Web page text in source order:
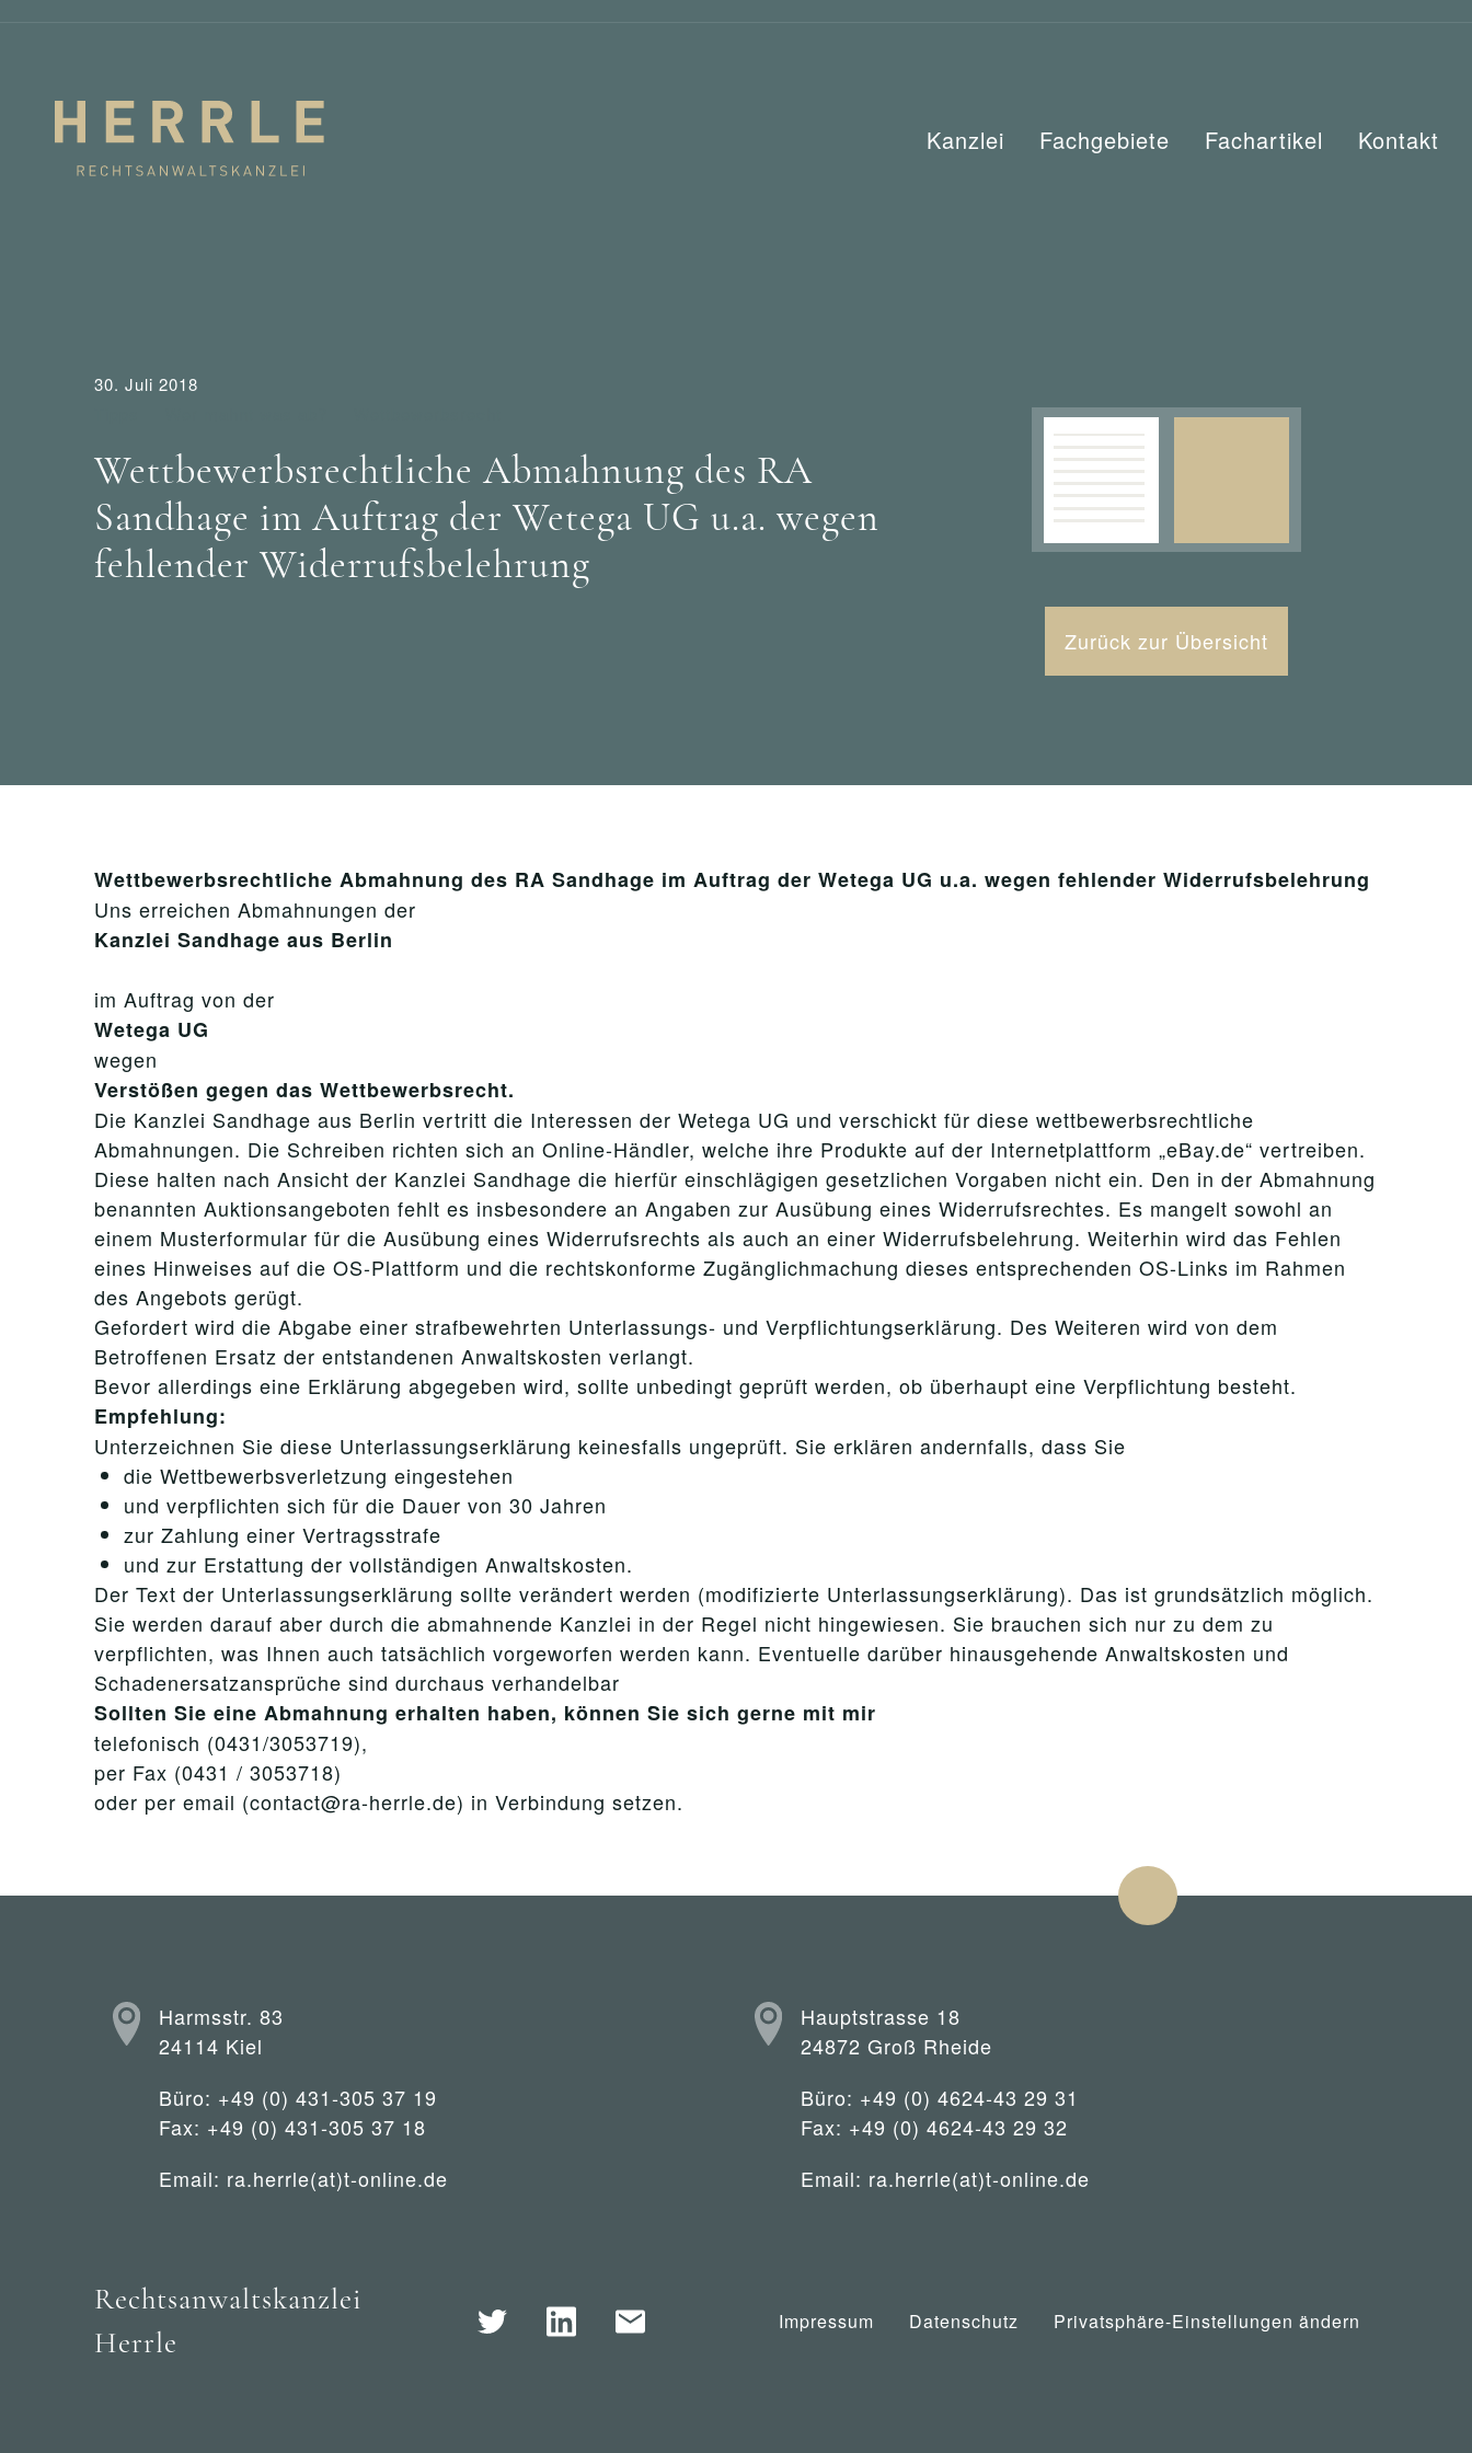
Kanzlei Fachgebiete Fachartikel Kontakt
30. Juli 2018
Wettbewerbsrechtliche Abmahnung des RA
Sandhage im Auftrag der Wetega UG u.a. wegen
fehlender Widerrufsbelehrung
Zurück zur Übersicht
Wettbewerbsrechtliche Abmahnung des RA Sandhage im Auftrag der Wetega UG u.a. wegen fehlender Widerrufsbelehrung
Uns erreichen Abmahnungen der
Kanzlei Sandhage aus Berlin
im Auftrag von der
Wetega UG
wegen
Verstößen gegen das Wettbewerbsrecht.
Die Kanzlei Sandhage aus Berlin vertritt die Interessen der Wetega UG und verschickt für diese wettbewerbsrechtliche
Abmahnungen. Die Schreiben richten sich an Online-Händler, welche ihre Produkte auf der Internetplattform „eBay.de“ vertreiben.
Diese halten nach Ansicht der Kanzlei Sandhage die hierfür einschlägigen gesetzlichen Vorgaben nicht ein. Den in der Abmahnung
benannten Auktionsangeboten fehlt es insbesondere an Angaben zur Ausübung eines Widerrufsrechtes. Es mangelt sowohl an
einem Musterformular für die Ausübung eines Widerrufsrechts als auch an einer Widerrufsbelehrung. Weiterhin wird das Fehlen
eines Hinweises auf die OS-Plattform und die rechtskonforme Zugänglichmachung dieses entsprechenden OS-Links im Rahmen
des Angebots gerügt.
Gefordert wird die Abgabe einer strafbewehrten Unterlassungs- und Verpflichtungserklärung. Des Weiteren wird von dem
Betroffenen Ersatz der entstandenen Anwaltskosten verlangt.
Bevor allerdings eine Erklärung abgegeben wird, sollte unbedingt geprüft werden, ob überhaupt eine Verpflichtung besteht.
Empfehlung:
Unterzeichnen Sie diese Unterlassungserklärung keinesfalls ungeprüft. Sie erklären andernfalls, dass Sie
die Wettbewerbsverletzung eingestehen
und verpflichten sich für die Dauer von 30 Jahren
zur Zahlung einer Vertragsstrafe
und zur Erstattung der vollständigen Anwaltskosten.
Der Text der Unterlassungserklärung sollte verändert werden (modifizierte Unterlassungserklärung). Das ist grundsätzlich möglich.
Sie werden darauf aber durch die abmahnende Kanzlei in der Regel nicht hingewiesen. Sie brauchen sich nur zu dem zu
verpflichten, was Ihnen auch tatsächlich vorgeworfen werden kann. Eventuelle darüber hinausgehende Anwaltskosten und
Schadenersatzansprüche sind durchaus verhandelbar
Sollten Sie eine Abmahnung erhalten haben, können Sie sich gerne mit mir
telefonisch (0431/3053719),
per Fax (0431 / 3053718)
oder per email (contact@ra-herrle.de) in Verbindung setzen.
Harmsstr. 83
24114 Kiel
Büro: +49 (0) 431-305 37 19
Fax: +49 (0) 431-305 37 18
Email: ra.herrle(at)t-online.de
Hauptstrasse 18
24872 Groß Rheide
Büro: +49 (0) 4624-43 29 31
Fax: +49 (0) 4624-43 29 32
Email: ra.herrle(at)t-online.de
Rechtsanwaltskanzlei
Herrle
Impressum Datenschutz Privatsphäre-Einstellungen ändern